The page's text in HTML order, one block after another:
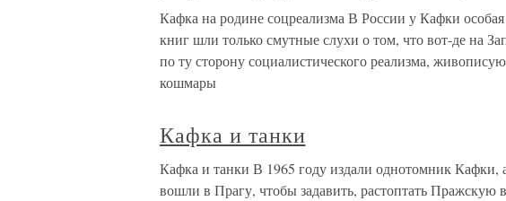
Кафка на родине соцреализма В России у Кафки
книг шли только смутные слухи о том, что вот-де на
по ту сторону социалистического реализма,
кошмары
Кафка и танки
Кафка и танки В 1965 году издали однотомник Кафки,
вошли в Прагу, чтобы задавить, растоптать Пражскую